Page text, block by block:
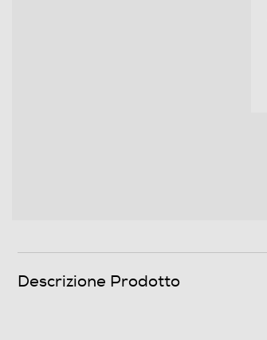
Blocco sicurezza bambini
Descrizione Prodotto